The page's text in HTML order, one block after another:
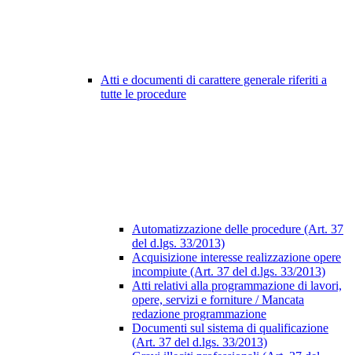
Atti e documenti di carattere generale riferiti a
tutte le procedure
Automatizzazione delle procedure (Art. 37
del d.lgs. 33/2013)
Acquisizione interesse realizzazione opere
incompiute (Art. 37 del d.lgs. 33/2013)
Atti relativi alla programmazione di lavori,
opere, servizi e forniture / Mancata
redazione programmazione
Documenti sul sistema di qualificazione
(Art. 37 del d.lgs. 33/2013)